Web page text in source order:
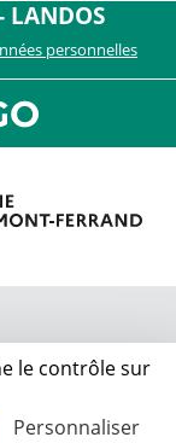
personnelles
le contrôle sur
Personnaliser